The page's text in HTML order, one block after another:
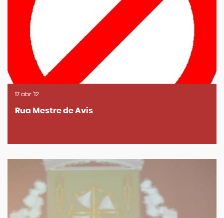
Rua Mestre de Avis
17abr'12